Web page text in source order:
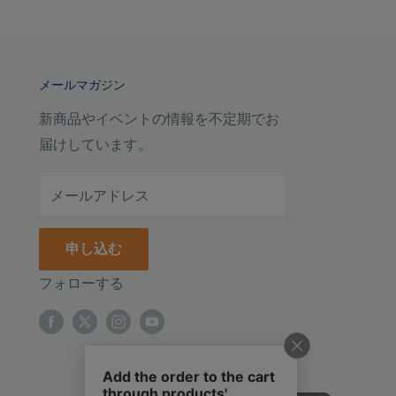
メールマガジン
新商品やイベントの情報を不定期でお
届けしています。
メールアドレス
申し込む
フォローする